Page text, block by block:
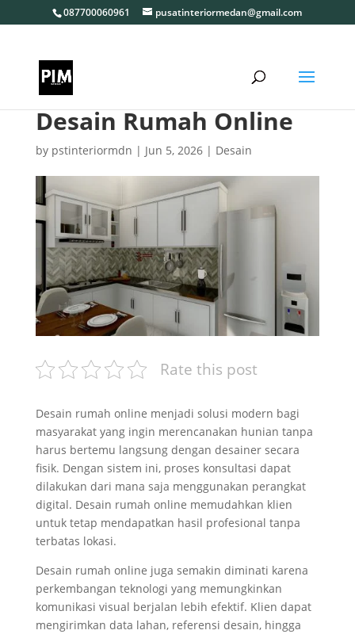
087700060961 pusatinteriormedan@gmail.com
Desain Rumah Online
by pstinteriormdn | Jun 5, 2026| Desain
Rate this post
Desain rumah online menjadi solusi modern bagi
masyarakat yang ingin merencanakan hunian tanpa
harus bertemu langsung dengan desainer secara
fisik. Dengan sistem ini, proses konsultasi dapat
dilakukan dari mana saja menggunakan perangkat
digital. Desain rumah online memudahkan klien
untuk tetap mendapatkan hasil profesional tanpa
terbatas lokasi.
Desain rumah online juga semakin diminati karena
perkembangan teknologi yang memungkinkan
komunikasi visual berjalan lebih efektif. Klien dapat
mengirimkan data lahan, referensi desain, hingga